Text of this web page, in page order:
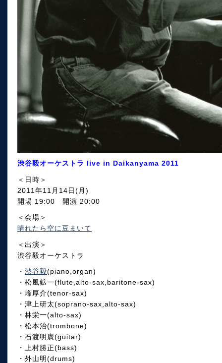
渋谷毅オーケストラ live in Daikanyama 2011
＜日時＞
2011年11月14日(月)
開場 19:00 開演 20:00
＜会場＞
晴れたら空に豆まいて
＜出演＞
渋谷毅オーケストラ
・ 渋谷毅(piano,organ)
・松風鉱一(flute,alto-sax,baritone-sax)
・峰厚介(tenor-sax)
・津上研太(soprano-sax,alto-sax)
・林栄一(alto-sax)
・松本治(trombone)
・石渡明廣(guitar)
・上村勝正(bass)
・外山明(drums)